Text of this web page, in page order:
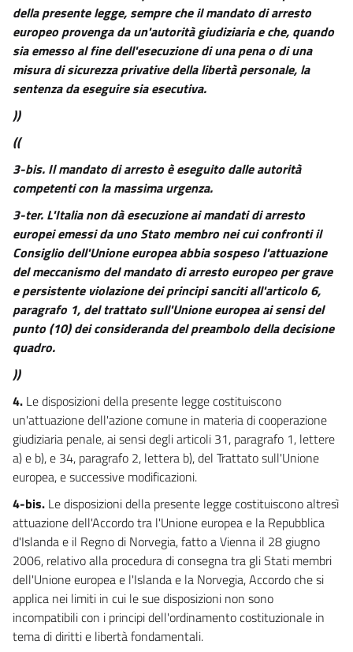
30
31
31 bis
32
34
35
36
CAPO IV
SPESE
37
TITOLO III
DISPOSIZIONI FINALI E TRANSITORIE
38
della presente legge, sempre che il mandato di arresto
europeo provenga da un'autorità giudiziaria e che, quando
sia emesso al fine dell'esecuzione di una pena o di una
misura di sicurezza privative della libertà personale, la
sentenza da eseguire sia esecutiva.
))
((
3-bis. Il mandato di arresto è eseguito dalle autorità
competenti con la massima urgenza.
3-ter. L'Italia non dà esecuzione ai mandati di arresto
europei emessi da uno Stato membro nei cui confronti il
Consiglio dell'Unione europea abbia sospeso l'attuazione
del meccanismo del mandato di arresto europeo per grave
e persistente violazione dei principi sanciti all'articolo 6,
paragrafo 1, del trattato sull'Unione europea ai sensi del
punto (10) dei consideranda del preambolo della decisione
quadro.
))
4. Le disposizioni della presente legge costituiscono
un'attuazione dell'azione comune in materia di cooperazione
giudiziaria penale, ai sensi degli articoli 31, paragrafo 1, lettere
a) e b), e 34, paragrafo 2, lettera b), del Trattato sull'Unione
europea, e successive modificazioni.
4-bis. Le disposizioni della presente legge costituiscono altresì
attuazione dell'Accordo tra l'Unione europea e la Repubblica
d'Islanda e il Regno di Norvegia, fatto a Vienna il 28 giugno
2006, relativo alla procedura di consegna tra gli Stati membri
dell'Unione europea e l'Islanda e la Norvegia, Accordo che si
applica nei limiti in cui le sue disposizioni non sono
incompatibili con i principi dell'ordinamento costituzionale in
tema di diritti e libertà fondamentali.